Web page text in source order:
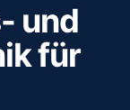
und
für